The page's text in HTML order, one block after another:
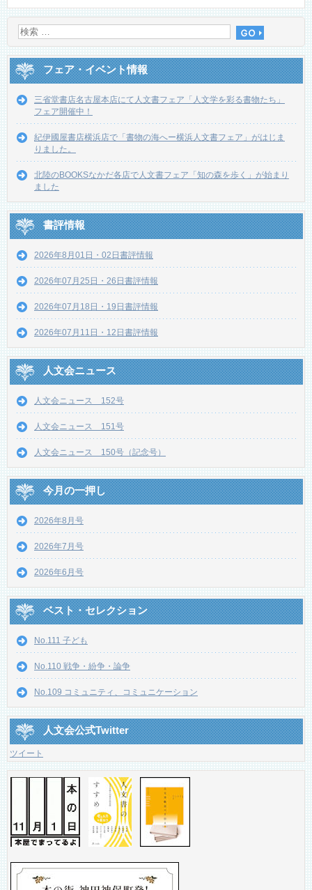
フェア・イベント情報
三省堂書店名古屋本店にて人文書フェア「人文学を彩る書物たち」
フェア開催中！
紀伊國屋書店横浜店で「書物の海へー横浜人文書フェア」がはじま
りました。
北陸のBOOKSなかだ各店で人文書フェア「知の森を歩く」が始まり
ました
書評情報
2026年8月01日・02日書評情報
2026年07月25日・26日書評情報
2026年07月18日・19日書評情報
2026年07月11日・12日書評情報
人文会ニュース
人文会ニュース 152号
人文会ニュース 151号
人文会ニュース 150号（記念号）
今月の一押し
2026年8月号
2026年7月号
2026年6月号
ベスト・セレクション
No.111 子ども
No.110 戦争・紛争・論争
No.109 コミュニティ、コミュニケーション
人文会公式Twitter
ツイート